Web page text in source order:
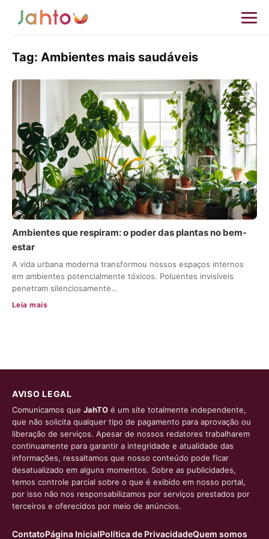
Tag: Ambientes mais saudáveis
Ambientes que respiram: o poder das plantas no bem-
estar
A vida urbana moderna transformou nossos espaços internos
em ambientes potencialmente tóxicos. Poluentes invisíveis
penetram silenciosamente…
Leia mais
AVISO LEGAL
Comunicamos que JahTO é um site totalmente independente,
que não solicita qualquer tipo de pagamento para aprovação ou
liberação de serviços. Apesar de nossos redatores trabalharem
continuamente para garantir a integridade e atualidade das
informações, ressaltamos que nosso conteúdo pode ficar
desatualizado em alguns momentos. Sobre as publicidades,
temos controle parcial sobre o que é exibido em nosso portal,
por isso não nos responsabilizamos por serviços prestados por
terceiros e oferecidos por meio de anúncios.
ContatoPágina InicialPolítica de PrivacidadeQuem somos